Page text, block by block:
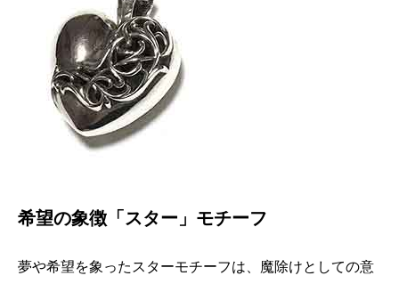
希望の象徴「スター」モチーフ
夢や希望を象ったスターモチーフは、魔除けとしての意